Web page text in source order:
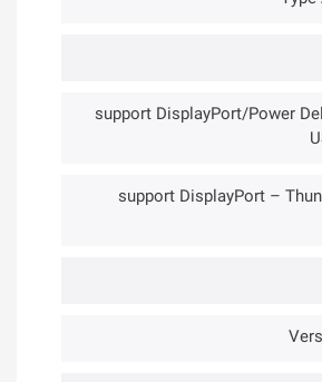
1× @ support DisplayPort/Power
1× @ support DisplayPort –